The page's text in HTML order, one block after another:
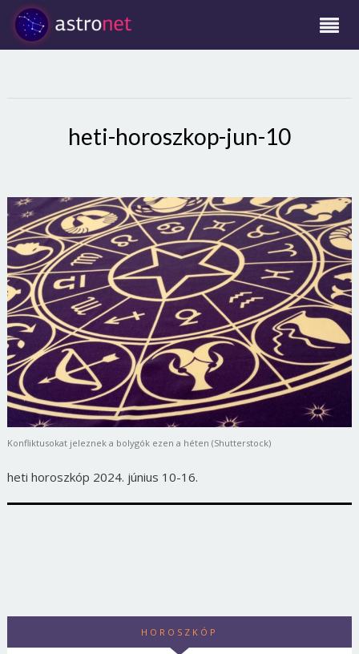
heti-horoszkop-jun-10
Konfliktusokat jeleznek a bolygók ezen a héten (Shutterstock)
heti horoszkóp 2024. június 10-16.
HOROSZKÓP